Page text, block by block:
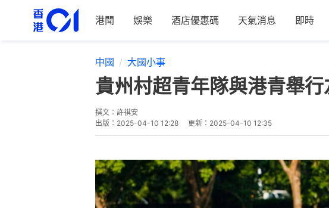
港聞 娛樂 酒店優惠碼 天氣消息 即時
中國 大國小事
貴州村超青年隊與港青舉
撰文： 許祺安
出版： 2025-04-10 12:28 更新： 2025-04-10 12:35